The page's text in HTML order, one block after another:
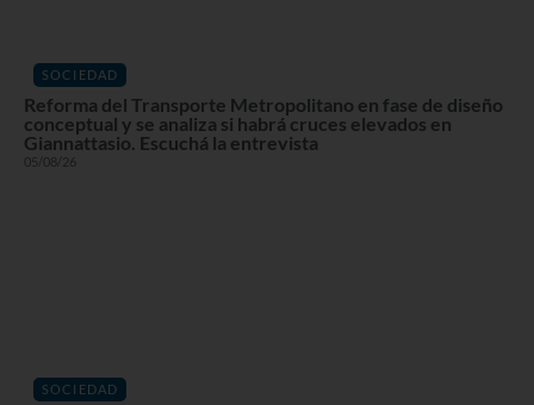
SOCIEDAD
Reforma del Transporte Metropolitano en fase de diseño
conceptual y se analiza si habrá cruces elevados en
Giannattasio. Escuchá la entrevista
05/08/26
SOCIEDAD